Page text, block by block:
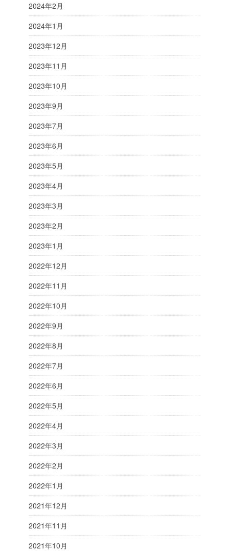
2024年2月
2024年1月
2023年12月
2023年11月
2023年10月
2023年9月
2023年7月
2023年6月
2023年5月
2023年4月
2023年3月
2023年2月
2023年1月
2022年12月
2022年11月
2022年10月
2022年9月
2022年8月
2022年7月
2022年6月
2022年5月
2022年4月
2022年3月
2022年2月
2022年1月
2021年12月
2021年11月
2021年10月